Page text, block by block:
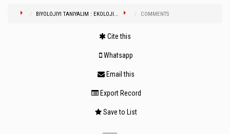
BIYOLOJIYI TANIYALIM : EKOLOJI... COMMENTS
Cite this
Whatsapp
Email this
Export Record
Save to List